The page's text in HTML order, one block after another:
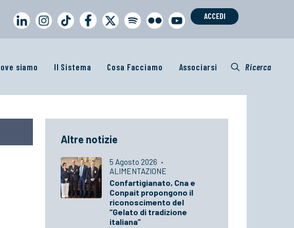
ACCEDI
siamo Il Sistema Cosa Facciamo Associarsi Ricerca
Altre notizie
5 Agosto 2026 ·
ALIMENTAZIONE
Confartigianato, Cna e
Conpait propongono il
riconoscimento del
“Gelato di tradizione
italiana”